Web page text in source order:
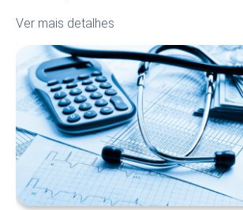
COBERTURA
Ver mais detalhes